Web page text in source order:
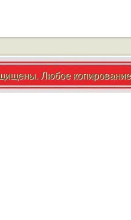
Любое